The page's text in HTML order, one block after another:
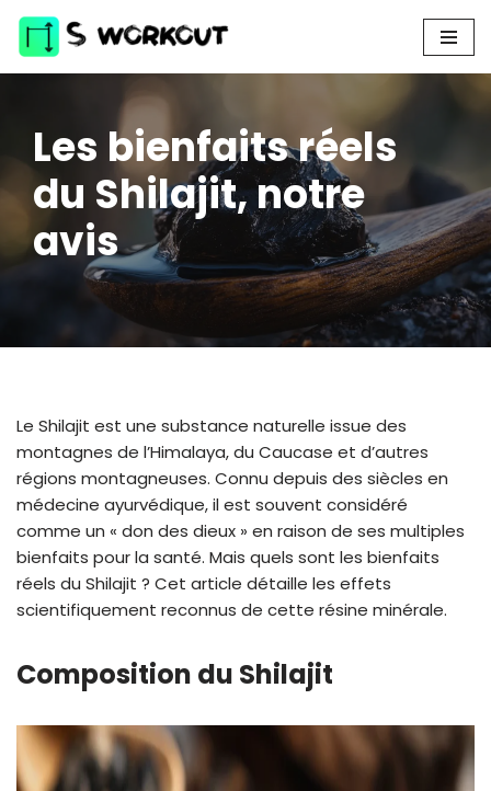
Aller
Les bienfaits réels
du Shilajit, notre
avis
Le Shilajit est une substance naturelle issue des
montagnes de l’Himalaya, du Caucase et d’autres
régions montagneuses. Connu depuis des siècles en
médecine ayurvédique, il est souvent considéré
comme un « don des dieux » en raison de ses multiples
bienfaits pour la santé. Mais quels sont les bienfaits
réels du Shilajit ? Cet article détaille les effets
scientifiquement reconnus de cette résine minérale.
Composition du Shilajit